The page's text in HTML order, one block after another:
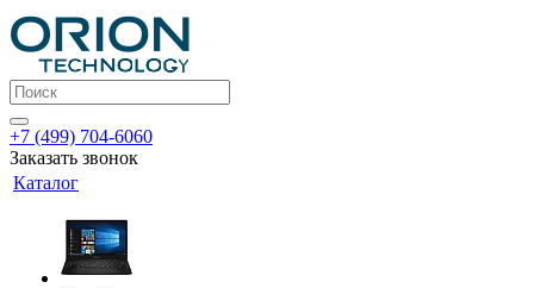
+7 (499) 704-6060
Заказать звонок
Каталог